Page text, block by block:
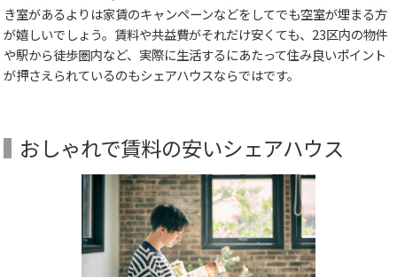
き室があるよりは家賃のキャンペーンなどをしてでも空室が埋まる方
が嬉しいでしょう。賃料や共益費がそれだけ安くても、23区内の物件
や駅から徒歩圏内など、実際に生活するにあたって住み良いポイント
が押さえられているのもシェアハウスならではです。
おしゃれで賃料の安いシェアハウス